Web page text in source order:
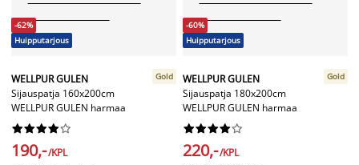
-62%
Huipputarjous
WELLPUR GULEN
Sijauspatja 160x200cm
WELLPUR GULEN harmaa
Gold






190,-/KPL
-60%
Huipputarjous
WELLPUR GULEN
Sijauspatja 180x200cm
WELLPUR GULEN harmaa
Gold






220,-/KPL